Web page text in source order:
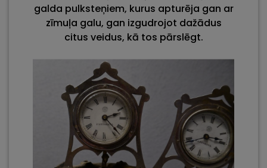
galda pulksteņiem, kurus apturēja gan ar
zīmuļa galu, gan izgudrojot dažādus
citus veidus, kā tos pārslēgt.